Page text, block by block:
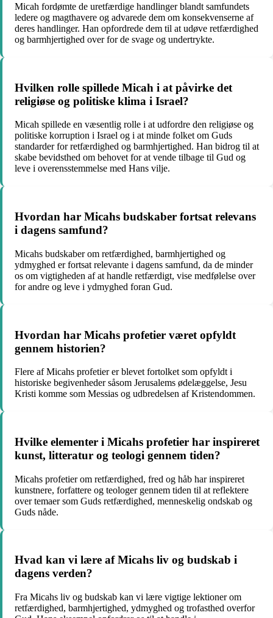
Micah fordømte de uretfærdige handlinger blandt samfundets
ledere og magthavere og advarede dem om konsekvenserne af
deres handlinger. Han opfordrede dem til at udøve retfærdighed
og barmhjertighed over for de svage og undertrykte.
Hvilken rolle spillede Micah i at påvirke det
religiøse og politiske klima i Israel?
Micah spillede en væsentlig rolle i at udfordre den religiøse og
politiske korruption i Israel og i at minde folket om Guds
standarder for retfærdighed og barmhjertighed. Han bidrog til at
skabe bevidsthed om behovet for at vende tilbage til Gud og
leve i overensstemmelse med Hans vilje.
Hvordan har Micahs budskaber fortsat relevans
i dagens samfund?
Micahs budskaber om retfærdighed, barmhjertighed og
ydmyghed er fortsat relevante i dagens samfund, da de minder
os om vigtigheden af at handle retfærdigt, vise medfølelse over
for andre og leve i ydmyghed foran Gud.
Hvordan har Micahs profetier været opfyldt
gennem historien?
Flere af Micahs profetier er blevet fortolket som opfyldt i
historiske begivenheder såsom Jerusalems ødelæggelse, Jesu
Kristi komme som Messias og udbredelsen af Kristendommen.
Hvilke elementer i Micahs profetier har inspireret
kunst, litteratur og teologi gennem tiden?
Micahs profetier om retfærdighed, fred og håb har inspireret
kunstnere, forfattere og teologer gennem tiden til at reflektere
over temaer som Guds retfærdighed, menneskelig ondskab og
Guds nåde.
Hvad kan vi lære af Micahs liv og budskab i
dagens verden?
Fra Micahs liv og budskab kan vi lære vigtige lektioner om
retfærdighed, barmhjertighed, ydmyghed og trofasthed overfor